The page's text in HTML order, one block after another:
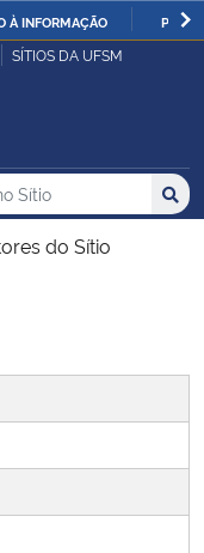
À INFORMAÇÃO
SÍTIOS DA UFSM
no no Sítio
do Sítio